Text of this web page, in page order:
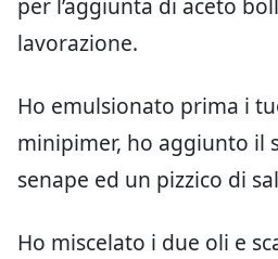
per l’aggiunta di aceto
lavorazione.
Ho emulsionato prima i
minipimer, ho aggiunto il
senape ed un pizzico di
Ho miscelato i due oli e